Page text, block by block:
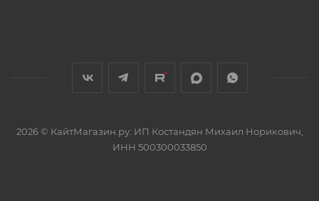
2026 © КайтМагазин.ру: ИП Костандян Михаил Норикович,
ИНН 500300033850